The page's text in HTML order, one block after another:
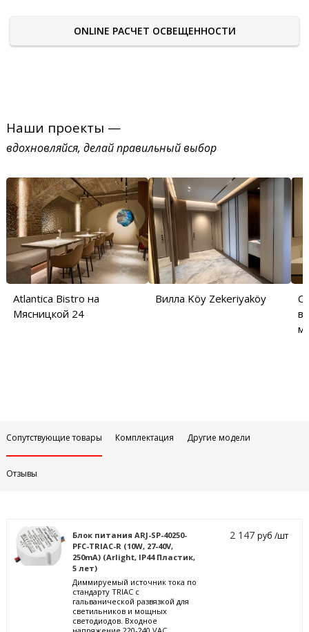
ONLINE РАСЧЕТ ОСВЕЩЕННОСТИ
Наши проекты —
вдохновляйся, делай правильный выбор
Atlantica Bistro на
Мясницкой 24
Вилла Köy Zekeriyaköy
Сопутствующие товары Комплектация Другие модели
Отзывы
Блок питания ARJ-SP-40250-
PFC-TRIAC-R (10W, 27-40V,
250mA) (Arlight, IP44 Пластик,
5 лет)
Диммируемый источник тока по
стандарту TRIAC с
гальванической развязкой для
светильников и мощных
светодиодов. Входное
2 147руб /шт